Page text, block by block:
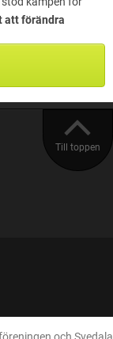
att förändra
Till toppen